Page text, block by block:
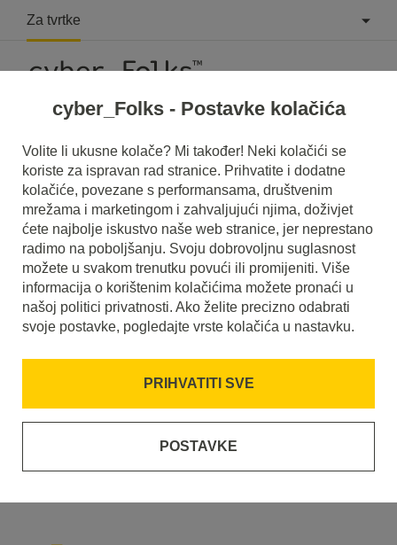
Za tvrtke
Kontaktirajte nas
cyber_Folks d.o.o.
Stjepana Radića 10
Zagrebačka banka d.d. (bank)
cyber_Folks - Postavke kolačića
Volite li ukusne kolače? Mi također! Neki kolačići se
koriste za ispravan rad stranice. Prihvatite i dodatne
kolačiće, povezane s performansama, društvenim
mrežama i marketingom i zahvaljujući njima, doživjet
ćete najbolje iskustvo naše web stranice, jer neprestano
radimo na poboljšanju. Svoju dobrovoljnu suglasnost
možete u svakom trenutku povući ili promijeniti. Više
informacija o korištenim kolačićima možete pronaći u
našoj politici privatnosti. Ako želite precizno odabrati
svoje postavke, pogledajte vrste kolačića u nastavku.
PRIHVATITI SVE
POSTAVKE